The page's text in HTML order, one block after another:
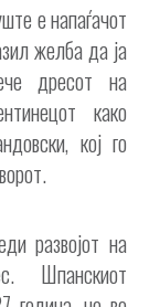
е напаѓачот
желба да ја
дресот на
како
кој го
развојот на
Шпанскиот